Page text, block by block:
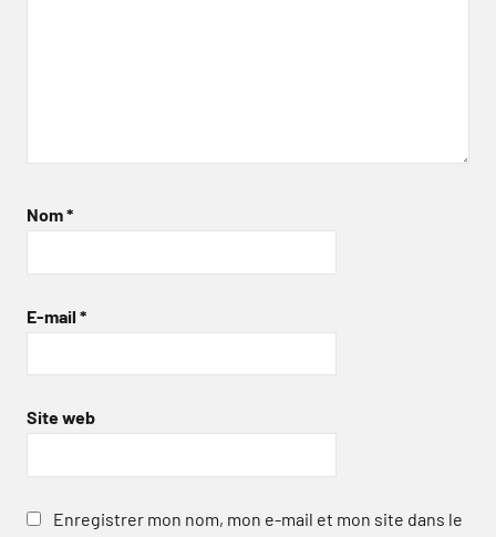
Nom*
E-mail *
Site web
Enregistrer mon nom, mon e-mail et mon site dans le